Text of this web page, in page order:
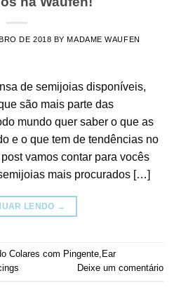
DE 2018 BYMADAME WAUFEN
de semijoias disponíveis,
são mais parte das
mundo quer saber o que as
e o que tem de tendências no
vamos contar para vocês
mais procurados […]
LENDO →
Colares com Pingente Ear
Deixe um comentário